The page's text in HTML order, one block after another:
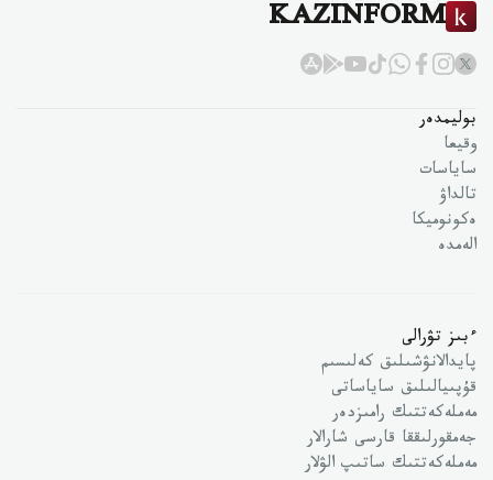
KAZINFORM
بوليمدەر
وقيعا
ساياسات
تالداۋ
ەكونوميكا
الەمدە
ءبىز تۋرالى
پايدالانۋشىلىق كەلىسىم
قۇپىيالىلىق ساياساتى
مەملەكەتتىك رامىزدەر
جەمقورلىققا قارسى شارالار
مەملەكەتتىك ساتىپ الۋلار